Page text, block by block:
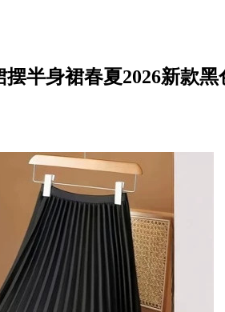
半身裙春夏2026新款